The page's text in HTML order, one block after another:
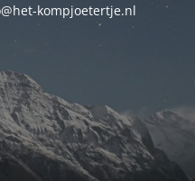
kompjoetertje.nl